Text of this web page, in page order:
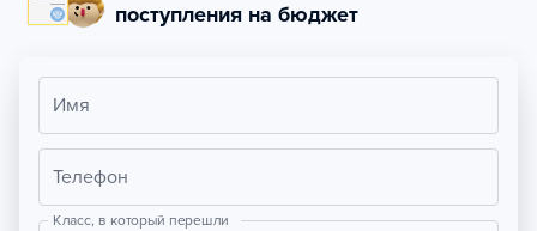
поступления на бюджет
Имя
Телефон
Класс, в который перешли